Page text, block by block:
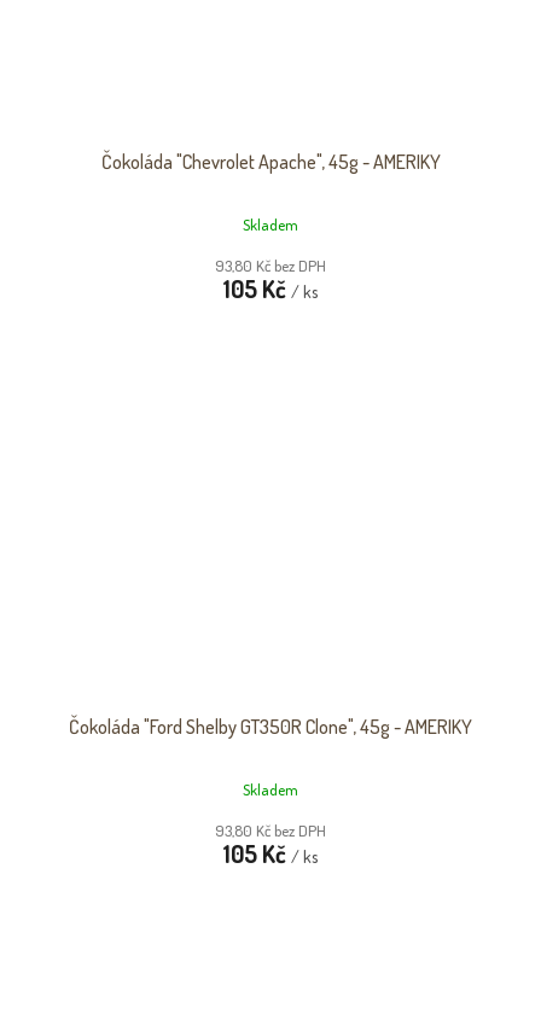
Čokoláda "Chevrolet Apache", 45g - AMERIKY
Skladem
93,80 Kč bez DPH
105 Kč / ks
Čokoláda "Ford Shelby GT350R Clone", 45g - AMERIKY
Skladem
93,80 Kč bez DPH
105 Kč / ks